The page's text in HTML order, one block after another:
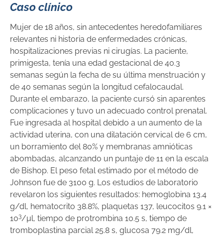
Caso clínico
Mujer de 18 años, sin antecedentes heredofamiliares
relevantes ni historia de enfermedades crónicas,
hospitalizaciones previas ni cirugías. La paciente,
primigesta, tenía una edad gestacional de 40.3
semanas según la fecha de su última menstruación y
de 40 semanas según la longitud cefalocaudal.
Durante el embarazo, la paciente cursó sin aparentes
complicaciones y tuvo un adecuado control prenatal.
Fue ingresada al hospital debido a un aumento de la
actividad uterina, con una dilatación cervical de 6 cm,
un borramiento del 80% y membranas amnióticas
abombadas, alcanzando un puntaje de 11 en la escala
de Bishop. El peso fetal estimado por el método de
Johnson fue de 3100 g. Los estudios de laboratorio
revelaron los siguientes resultados: hemoglobina 13.4
g/dl, hematocrito 38.8%, plaquetas 137, leucocitos 9.1 ×
103/µl, tiempo de protrombina 10.5 s, tiempo de
tromboplastina parcial 25.8 s, glucosa 79.2 mg/dl,